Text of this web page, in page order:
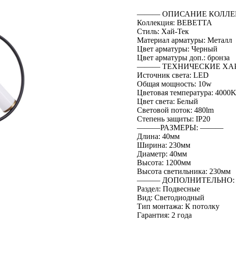
――― ОПИСАНИЕ
Коллекция: BEBETTA
Стиль: Хай-Тек
Материал арматуры: Металл
Цвет арматуры: Черный
Цвет арматуры доп.: бронза
――― ТЕХНИЧЕСКИЕ
Источник света: LED
Общая мощность: 10w
Цветовая температура: 4000K
Цвет света: Белый
Световой поток: 480lm
Степень защиты: IP20
―――РАЗМЕРЫ: ―――
Длина: 40мм
Ширина: 230мм
Диаметр: 40мм
Высота: 1200мм
Высота светильника: 230мм
―――
Раздел: Подвесные
Вид: Светодиодный
Тип монтажа: К потолку
Гарантия: 2 года